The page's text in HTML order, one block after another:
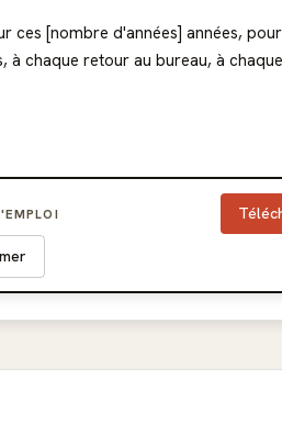
ces [nombre d'années] années,
à chaque retour au bureau, à